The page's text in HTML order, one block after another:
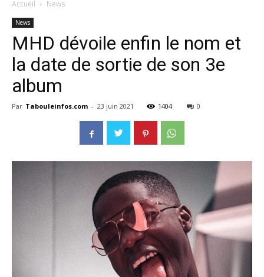
Accueil News
News
MHD dévoile enfin le nom et
la date de sortie de son 3e
album
Par Tabouleinfos.com - 23 juin 2021 1404 0